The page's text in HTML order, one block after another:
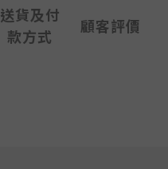
送貨及付
款方式
顧客評價